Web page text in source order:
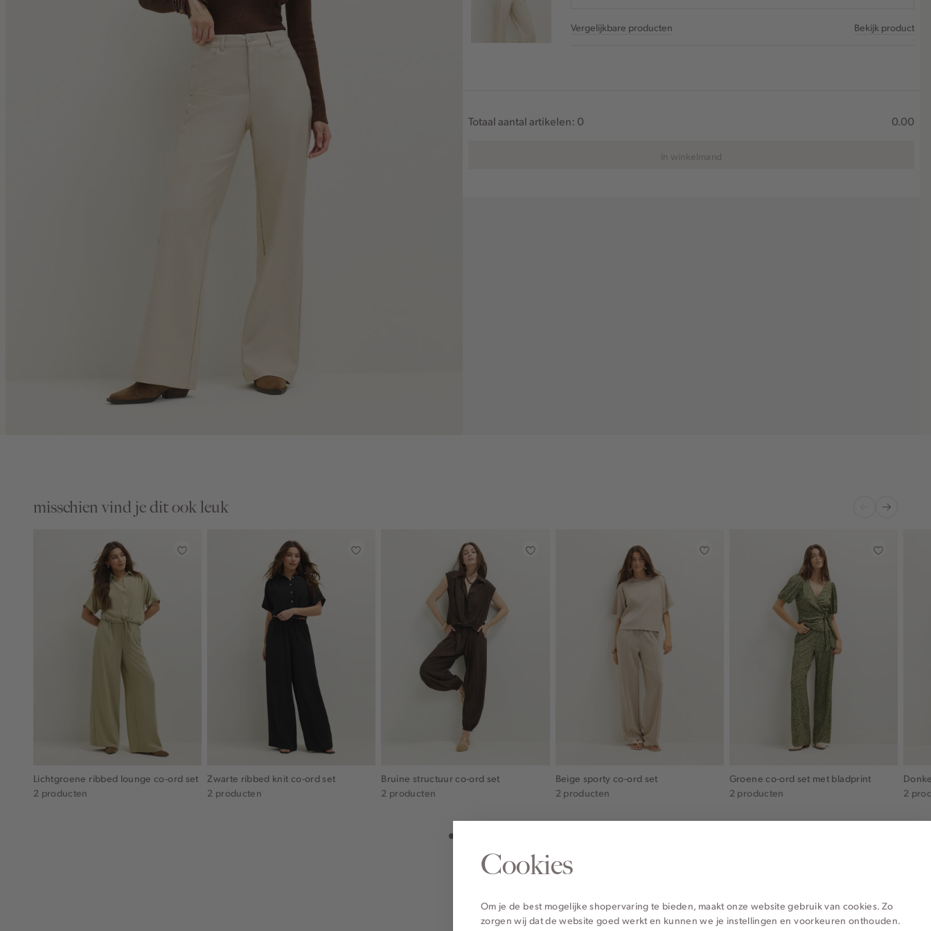
Vergelijkbare producten Bekijk product
Totaal aantal artikelen: 0 0.00
In winkelmand
misschien vind je dit ook leuk
Lichtgroene ribbed lounge co-ord set
2 producten
Zwarte ribbed knit co-ord set
2 producten
Bruine structuur co-ord set
2 producten
Beige sporty co-ord set
2 producten
Groene co-ord set met bladprint
2 producten
2
Cookies
Om je de best mogelijke shopervaring te bieden, maakt onze website gebruik van cookies. Zo
zorgen wij dat de website goed werkt en kunnen we je instellingen en voorkeuren onthouden.